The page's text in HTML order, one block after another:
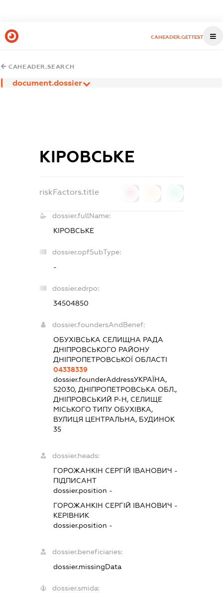
CAHEADER.GETTEST
CAHEADER.SEARCH
document.dossier
КІРОВСЬКЕ
riskFactors.title
dossier.fullName:
КІРОВСЬКЕ
dossier.opfSubType:
-
dossier.edrpo:
34504850
dossier.foundersAndBenef:
ОБУХІВСЬКА СЕЛИЩНА РАДА
ДНІПРОВСЬКОГО РАЙОНУ
ДНІПРОПЕТРОВСЬКОЇ ОБЛАСТІ
04338339
dossier.founderAddressУКРАЇНА,
52030, ДНІПРОПЕТРОВСЬКА ОБЛ.,
ДНІПРОВСЬКИЙ Р-Н, СЕЛИЩЕ
МІСЬКОГО ТИПУ ОБУХІВКА,
ВУЛИЦЯ ЦЕНТРАЛЬНА, БУДИНОК
35
dossier.heads:
ГОРОЖАНКІН СЕРГІЙ ІВАНОВИЧ -
ПІДПИСАНТ
dossier.position -
ГОРОЖАНКІН СЕРГІЙ ІВАНОВИЧ -
КЕРІВНИК
dossier.position -
dossier.beneficiaries:
dossier.missingData
dossier.smida: